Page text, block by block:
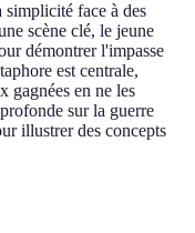
face à des
scène clé, le jeune
démontrer l'impasse
est centrale,
gagnées en ne les
sur la guerre
illustrer des concepts